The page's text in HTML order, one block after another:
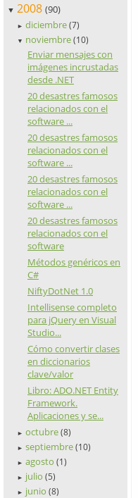
▼ 2008 (90)
► diciembre (7)
▼ noviembre (10)
Enviar mensajes con
imágenes incrustadas
desde .NET
20 desastres famosos
relacionados con el
software ...
20 desastres famosos
relacionados con el
software ...
20 desastres famosos
relacionados con el
software ...
20 desastres famosos
relacionados con el
software
Métodos genéricos en
C#
NiftyDotNet 1.0
Intellisense completo
para jQuery en Visual
Studio...
Cómo convertir clases
en diccionarios
clave/valor
Libro: ADO.NET Entity
Framework.
Aplicaciones y se...
► octubre (8)
► septiembre (10)
► agosto (1)
► julio (5)
► junio (8)